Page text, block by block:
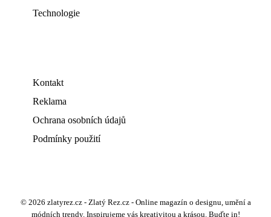
Technologie
Kontakt
Reklama
Ochrana osobních údajů
Podmínky použití
© 2026 zlatyrez.cz - Zlatý Rez.cz - Online magazín o designu, umění a
módních trendy. Inspirujeme vás kreativitou a krásou. Buďte in!